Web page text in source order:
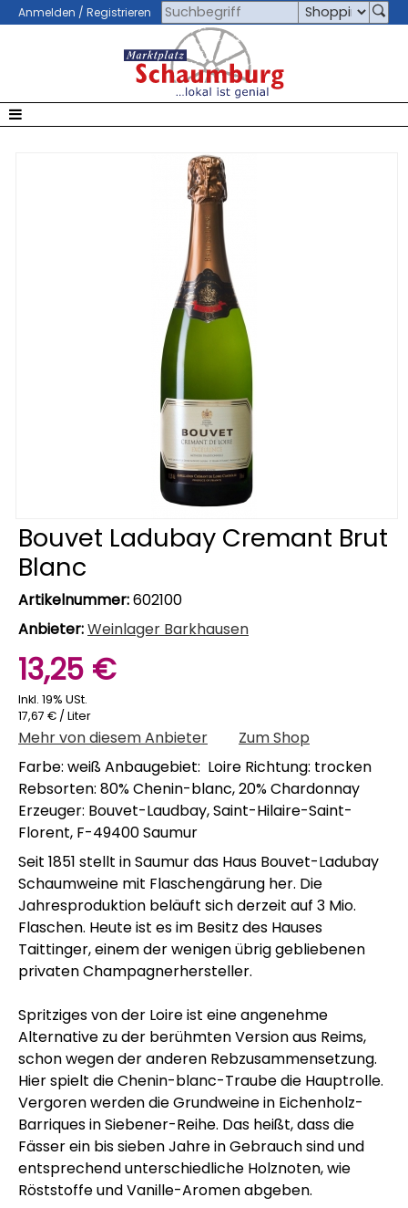
Anmelden / Registrieren
Bouvet Ladubay Cremant Brut
Blanc
Artikelnummer:602100
Anbieter:Weinlager Barkhausen
13,25 €
Inkl. 19% USt.
17,67 € / Liter
Mehr von diesem Anbieter
Zum Shop
Farbe: weiß Anbaugebiet: Loire Richtung: trocken
Rebsorten: 80% Chenin-blanc, 20% Chardonnay
Erzeuger: Bouvet-Laudbay, Saint-Hilaire-Saint-
Florent, F-49400 Saumur
Seit 1851 stellt in Saumur das Haus Bouvet-Ladubay
Schaumweine mit Flaschengärung her. Die
Jahresproduktion beläuft sich derzeit auf 3 Mio.
Flaschen. Heute ist es im Besitz des Hauses
Taittinger, einem der wenigen übrig gebliebenen
privaten Champagnerhersteller.
Spritziges von der Loire ist eine angenehme
Alternative zu der berühmten Version aus Reims,
schon wegen der anderen Rebzusammensetzung.
Hier spielt die Chenin-blanc-Traube die Hauptrolle.
Vergoren werden die Grundweine in Eichenholz-
Barriques in Siebener-Reihe. Das heißt, dass die
Fässer ein bis sieben Jahre in Gebrauch sind und
entsprechend unterschiedliche Holznoten, wie
Röststoffe und Vanille-Aromen abgeben.